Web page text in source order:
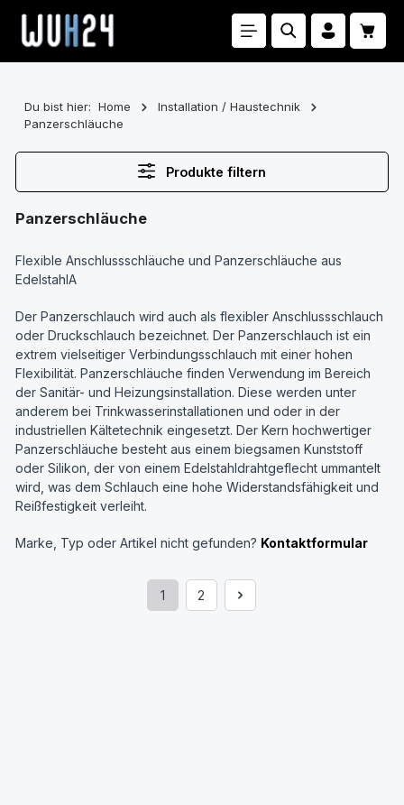
Zum Hauptinhalt springen
Du bist hier: Home
Installation / Haustechnik
Panzerschläuche
Produkte filtern
Panzerschläuche
Flexible Anschlussschläuche und Panzerschläuche aus
EdelstahlA
Der Panzerschlauch wird auch als flexibler Anschlussschlauch
oder Druckschlauch bezeichnet. Der Panzerschlauch ist ein
extrem vielseitiger Verbindungsschlauch mit einer hohen
Flexibilität. Panzerschläuche finden Verwendung im Bereich
der Sanitär- und Heizungsinstallation. Diese werden unter
anderem bei Trinkwasserinstallationen und oder in der
industriellen Kältetechnik eingesetzt. Der Kern hochwertiger
Panzerschläuche besteht aus einem biegsamen Kunststoff
oder Silikon, der von einem Edelstahldrahtgeflecht ummantelt
wird, was dem Schlauch eine hohe Widerstandsfähigkeit und
Reißfestigkeit verleiht.
Marke, Typ oder Artikel nicht gefunden? Kontaktformular
Seite
1
Seite
2